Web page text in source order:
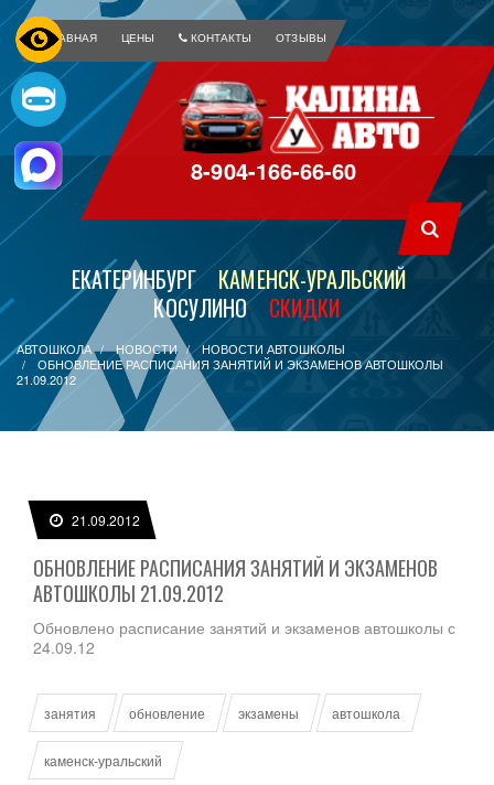
ГЛАВНАЯ ЦЕНЫ КОНТАКТЫ ОТЗЫВЫ
8-904-166-66-60
ЕКАТЕРИНБУРГ
КАМЕНСК-УРАЛЬСКИЙ
КОСУЛИНО
СКИДКИ
АВТОШКОЛА НОВОСТИ
НОВОСТИ АВТОШКОЛЫ
ОБНОВЛЕНИЕ РАСПИСАНИЯ ЗАНЯТИЙ И ЭКЗАМЕНОВ АВТОШКОЛЫ
21.09.2012
21.09.2012
ОБНОВЛЕНИЕ РАСПИСАНИЯ ЗАНЯТИЙ И ЭКЗАМЕНОВ
АВТОШКОЛЫ 21.09.2012
Обновлено расписание занятий и экзаменов автошколы с
24.09.12
занятия обновление экзамены автошкола
каменск-уральский